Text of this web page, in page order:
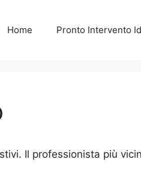
Home Pronto Intervento
Il professionista più